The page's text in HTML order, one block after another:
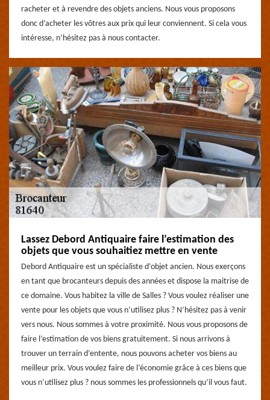
racheter et à revendre des objets anciens. Nous vous proposons
donc d’acheter les vôtres aux prix qui leur conviennent. Si cela vous
intéresse, n’hésitez pas à nous contacter.
Lassez Debord Antiquaire faire l’estimation des
objets que vous souhaitiez mettre en vente
Debord Antiquaire est un spécialiste d’objet ancien. Nous exerçons
en tant que brocanteurs depuis des années et dispose la maitrise de
ce domaine. Vous habitez la ville de Salles ? Vous voulez réaliser une
vente pour les objets que vous n’utilisez plus ? N’hésitez pas à venir
vers nous. Nous sommes à votre proximité. Nous vous proposons de
faire l’estimation de vos biens gratuitement. Si nous arrivons à
trouver un terrain d’entente, nous pouvons acheter vos biens au
meilleur prix. Vous voulez faire de l’économie grâce à ces biens que
vous n’utilisez plus ? nous sommes les professionnels qu’il vous faut.